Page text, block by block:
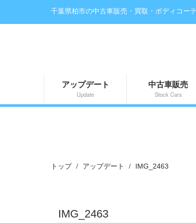
千葉県柏市の中古車販売・買取・ボディコー
アップデート
Update
中古車販売
Stock Cars
トップ アップデート IMG_2463
IMG_2463